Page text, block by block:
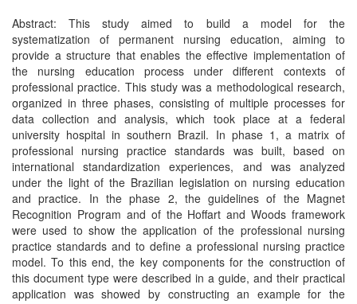
Abstract: This study aimed to build a model for the
systematization of permanent nursing education, aiming to
provide a structure that enables the effective implementation of
the nursing education process under different contexts of
professional practice. This study was a methodological research,
organized in three phases, consisting of multiple processes for
data collection and analysis, which took place at a federal
university hospital in southern Brazil. In phase 1, a matrix of
professional nursing practice standards was built, based on
international standardization experiences, and was analyzed
under the light of the Brazilian legislation on nursing education
and practice. In the phase 2, the guidelines of the Magnet
Recognition Program and of the Hoffart and Woods framework
were used to show the application of the professional nursing
practice standards and to define a professional nursing practice
model. To this end, the key components for the construction of
this document type were described in a guide, and their practical
application was showed by constructing an example for the